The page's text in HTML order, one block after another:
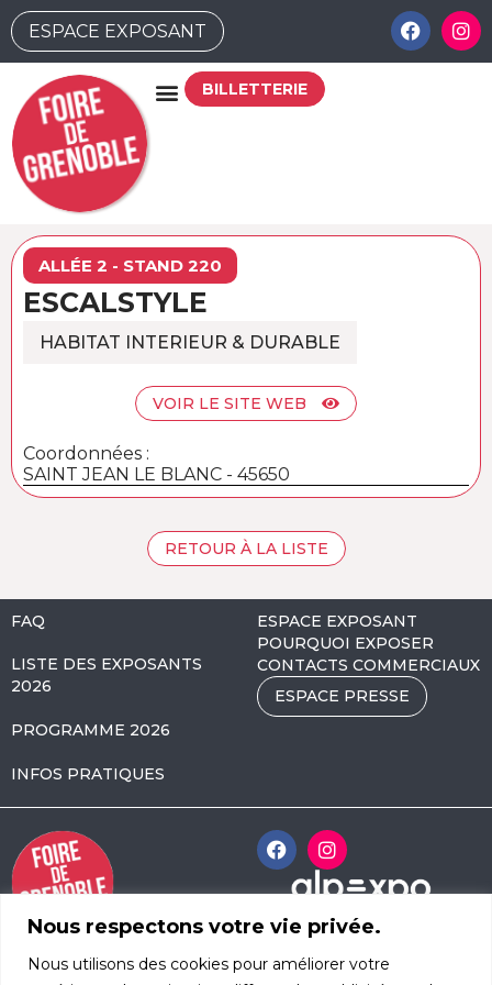
Nous respectons votre vie privée.
Nous utilisons des cookies pour améliorer votre
ESPACE EXPOSANT
BILLETTERIE
ALLÉE 2 - STAND 220
ESCALSTYLE
HABITAT INTERIEUR & DURABLE
VOIR LE SITE WEB
Coordonnées :
SAINT JEAN LE BLANC - 45650
RETOUR À LA LISTE
d’Innsbruck
FAQ
LISTE DES EXPOSANTS
2026
PROGRAMME 2026
INFOS PRATIQUES
ESPACE EXPOSANT
POURQUOI EXPOSER
CONTACTS COMMERCIAUX
ESPACE PRESSE